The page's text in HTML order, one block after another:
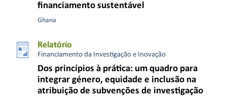
financiamento sustentável
Ghana
Relatório
Financiamento da Investigação e Inovação
Dos princípios à prática: um quadro para
integrar género, equidade e inclusão na
atribuição de subvenções de investigação